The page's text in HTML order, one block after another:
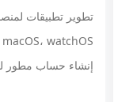
إنشاء حساب مطور